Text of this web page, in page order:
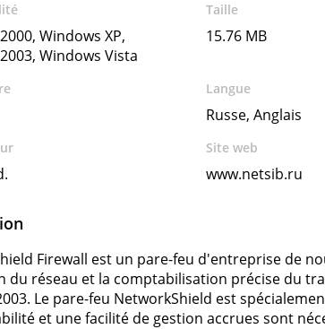
Windows XP,
Windows Vista
Taille
15.76 MB
Langue
Russe, Anglais
Site web
www.netsib.ru
Firewall est un pare-feu d'entreprise de
du réseau et la comptabilisation précise du
Le pare-feu NetworkShield est
et une facilité de gestion accrues sont